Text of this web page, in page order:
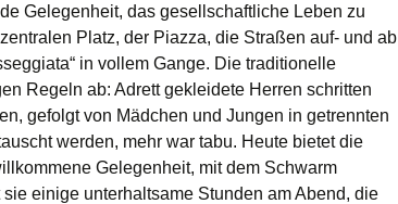
Gelegenheit, das gesellschaftliche Leben zu
Platz, der Piazza, die Straßen auf- und ab
in vollem Gange. Die traditionelle
Regeln ab: Adrett gekleidete Herren schritten
gefolgt von Mädchen und Jungen in getrennten
werden, mehr war tabu. Heute bietet die
Gelegenheit, mit dem Schwarm
einige unterhaltsame Stunden am Abend, die